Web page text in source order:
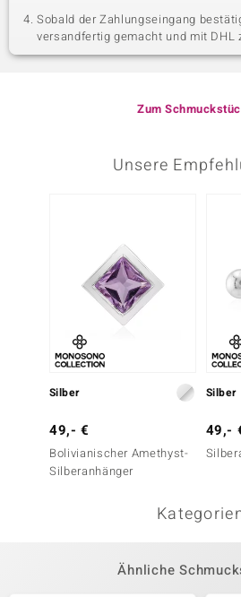
Sobald der Zahlungseingang
versandfertig gemacht und mit DHL
Zum
Unsere
Silber
49,- €
Bolivianischer Amethyst-
Silberanhänger
Silber
49,-
Ähnliche